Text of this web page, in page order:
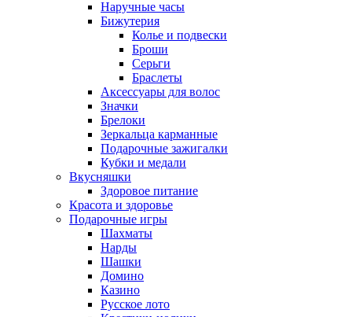
Наручные часы
Бижутерия
Колье и подвески
Броши
Серьги
Браслеты
Аксессуары для волос
Значки
Брелоки
Зеркальца карманные
Подарочные зажигалки
Кубки и медали
Вкусняшки
Здоровое питание
Красота и здоровье
Подарочные игры
Шахматы
Нарды
Шашки
Домино
Казино
Русское лото